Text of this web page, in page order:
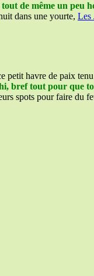
de même un peu
dans une yourte, Les
petit havre de paix
bref tout pour que
spots pour faire du